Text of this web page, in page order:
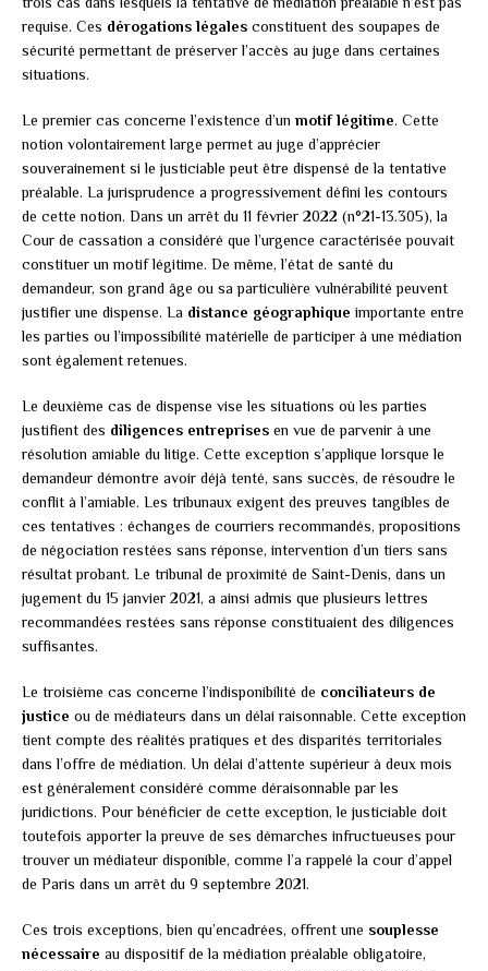
requise. Ces dérogations légales constituent des soupapes de
sécurité permettant de préserver l’accès au juge dans certaines
situations.
Le premier cas concerne l’existence d’un motif légitime. Cette
notion volontairement large permet au juge d’apprécier
souverainement si le justiciable peut être dispensé de la tentative
préalable. La jurisprudence a progressivement défini les contours
de cette notion. Dans un arrêt du 11 février 2022 (n°21-13.305), la
Cour de cassation a considéré que l’urgence caractérisée pouvait
constituer un motif légitime. De même, l’état de santé du
demandeur, son grand âge ou sa particulière vulnérabilité peuvent
justifier une dispense. La distance géographique importante entre
les parties ou l’impossibilité matérielle de participer à une médiation
sont également retenues.
Le deuxième cas de dispense vise les situations où les parties
justifient des diligences entreprises en vue de parvenir à une
résolution amiable du litige. Cette exception s’applique lorsque le
demandeur démontre avoir déjà tenté, sans succès, de résoudre le
conflit à l’amiable. Les tribunaux exigent des preuves tangibles de
ces tentatives : échanges de courriers recommandés, propositions
de négociation restées sans réponse, intervention d’un tiers sans
résultat probant. Le tribunal de proximité de Saint-Denis, dans un
jugement du 15 janvier 2021, a ainsi admis que plusieurs lettres
recommandées restées sans réponse constituaient des diligences
suffisantes.
Le troisième cas concerne l’indisponibilité de conciliateurs de
justice ou de médiateurs dans un délai raisonnable. Cette exception
tient compte des réalités pratiques et des disparités territoriales
dans l’offre de médiation. Un délai d’attente supérieur à deux mois
est généralement considéré comme déraisonnable par les
juridictions. Pour bénéficier de cette exception, le justiciable doit
toutefois apporter la preuve de ses démarches infructueuses pour
trouver un médiateur disponible, comme l’a rappelé la cour d’appel
de Paris dans un arrêt du 9 septembre 2021.
Ces trois exceptions, bien qu’encadrées, offrent une souplesse
nécessaire au dispositif de la médiation préalable obligatoire,